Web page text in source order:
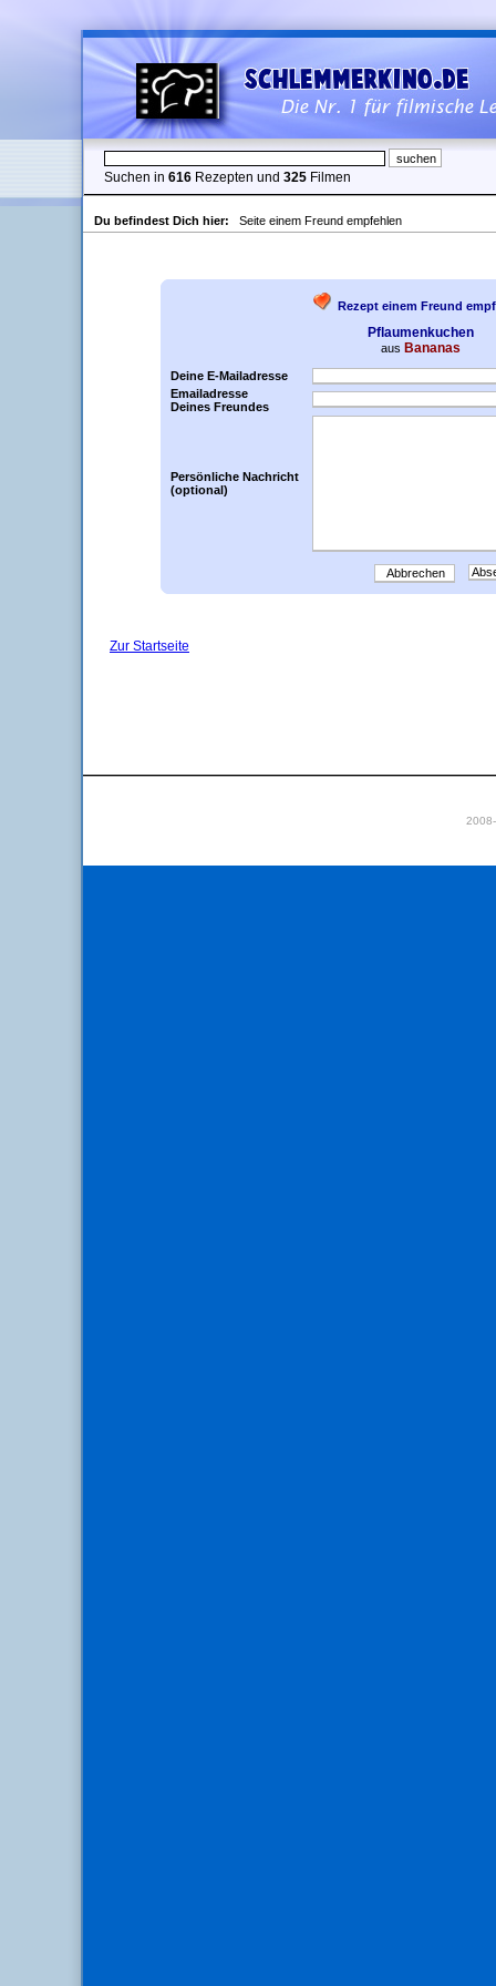
Suchen in 616 Rezepten und 325 Filmen
Du befindest Dich hier: Seite einem Freund empfehlen
Rezept einem Freund
Pflaumenkuchen
aus Bananas
Deine E-Mailadresse
Emailadresse
Deines Freundes
Persönliche Nachricht
(optional)
Abbrechen
Zur Startseite